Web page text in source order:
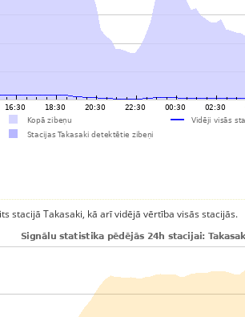
stacijā Takasaki, kā arī vidējā vērtība visās stacijās.